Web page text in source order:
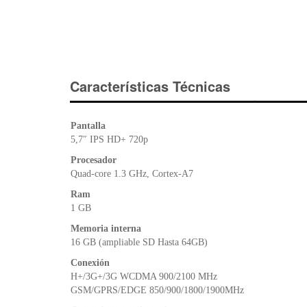
Características Técnicas
Pantalla
5,7″ IPS HD+ 720p
Procesador
Quad-core 1.3 GHz, Cortex-A7
Ram
1 GB
Memoria interna
16 GB (ampliable SD Hasta 64GB)
Conexión
H+/3G+/3G WCDMA 900/2100 MHz
GSM/GPRS/EDGE 850/900/1800/1900MHz